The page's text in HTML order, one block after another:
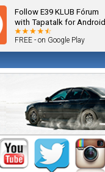
Follow E39 KLUB Fórum
with Tapatalk for Android
FREE - on Google Play